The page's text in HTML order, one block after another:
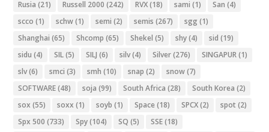
Rusia (21) Russell 2000 (242) RVX(18) sami (1) San (4)
scco (1) schw(1) semi (2) semis (267) sgg (1)
Shanghai (65) Shcomp (65) Shekel (5) shy(4) sid (19)
sidu (4) SIL(5) SILJ (6) silv(4) Silver(276) SINGAPUR(1)
slv(6) smci (3) smh (10) snap (2) snow(7)
SOFTWARE(48) soja (99) South Africa (28) South Korea (2)
sox (55) soxx (1) soyb (1) Space (18) SPCX(2) spot (2)
Spx 500 (733) Spy(104) SQ (5) SSE(18)